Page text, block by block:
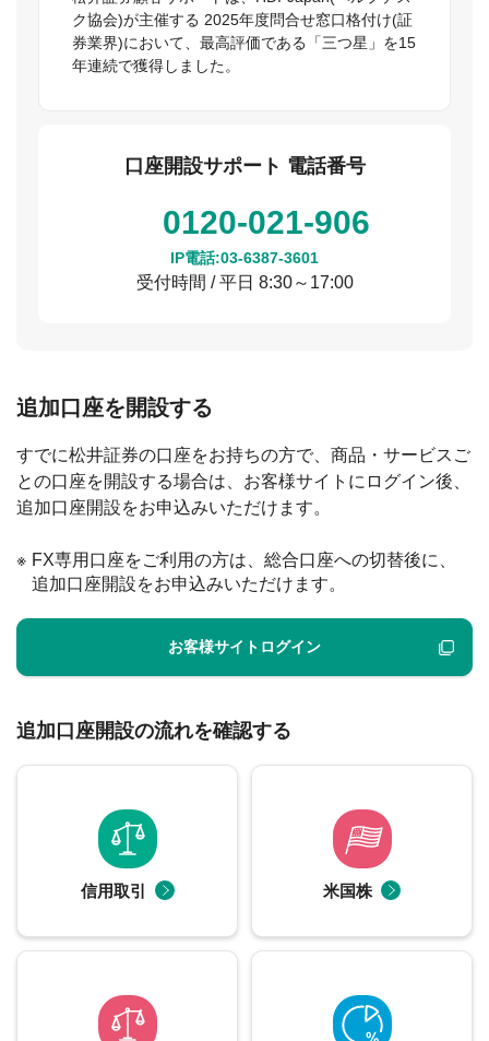
ク協会)が主催する 2025年度問合せ窓口格付け(証
券業界)において、最高評価である「三つ星」を15
年連続で獲得しました。
口座開設サポート 電話番号
0120-021-906
IP電話:03-6387-3601
受付時間 / 平日 8:30～17:00
追加口座を開設する
すでに松井証券の口座をお持ちの方で、商品・サービスご
との口座を開設する場合は、お客様サイトにログイン後、
追加口座開設をお申込みいただけます。
FX専用口座をご利用の方は、総合口座への切替後に、
追加口座開設をお申込みいただけます。
お客様サイトログイン
追加口座開設の流れを確認する
信用取引 米国株